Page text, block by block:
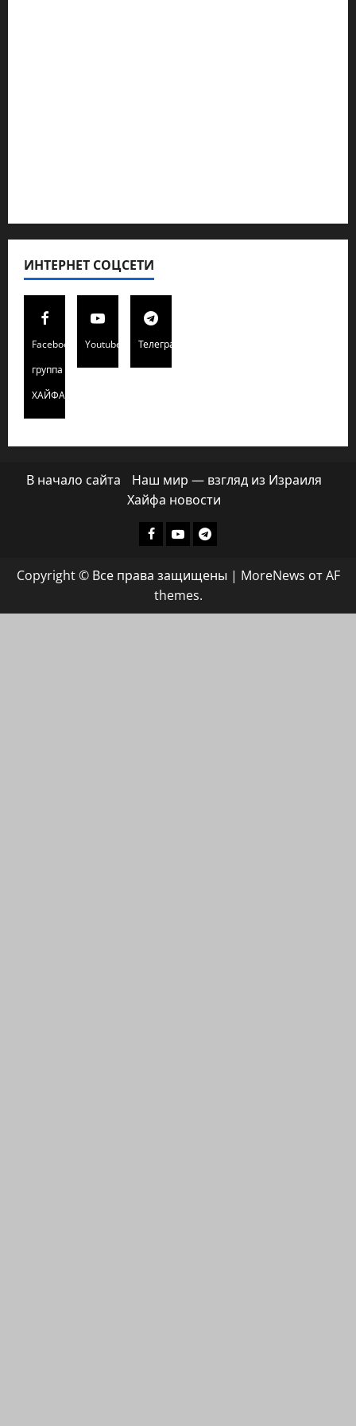
ИНТЕРНЕТ СОЦСЕТИ
Facebook
группа
ХАЙФАИНФО
Youtube Телеграмм
В начало сайта
Наш мир — взгляд из Израиля
Хайфа новости
Facebook
ХАЙФАИНФО
YoutubeТелеграмм
Copyright © Все права защищены | MoreNews от AF
themes.